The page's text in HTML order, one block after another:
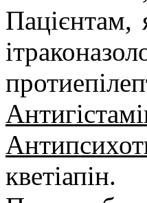
Пацієнтам,
кветіапін.